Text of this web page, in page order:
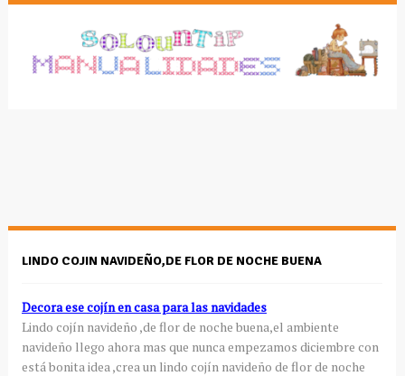
LINDO COJIN NAVIDEÑO,DE FLOR DE NOCHE BUENA
Decora esecojínen casa para lasnavidades
Lindo cojínnavideño ,de flor de noche buena,el ambiente
navideño llego ahora mas que nunca empezamos diciembre con
está bonita idea ,crea un lindo cojínnavideño de flor de noche